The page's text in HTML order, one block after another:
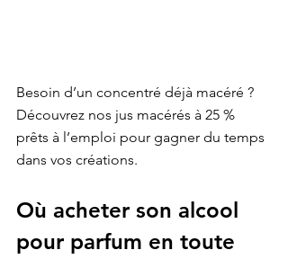
Besoin d’un concentré déjà macéré ?
Découvrez nos jus macérés à 25 %
prêts à l’emploi pour gagner du temps
dans vos créations.
Où acheter son alcool
pour parfum en toute